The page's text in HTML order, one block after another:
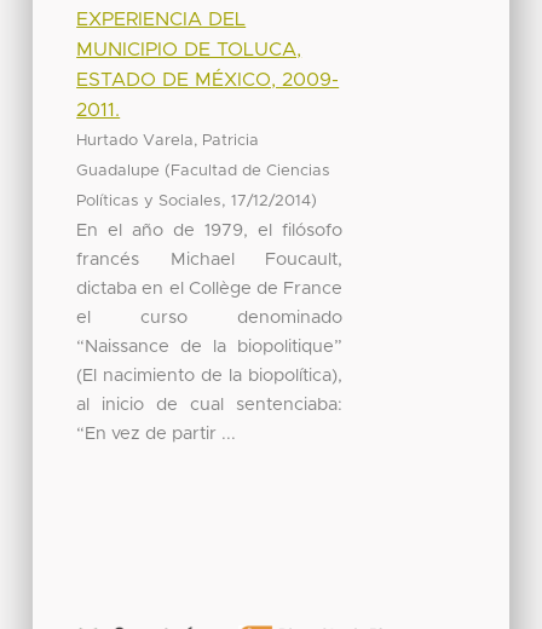
EXPERIENCIA DEL
MUNICIPIO DE TOLUCA,
ESTADO DE MÉXICO, 2009-
2011.
Hurtado Varela, Patricia
Guadalupe ( Facultad de Ciencias
Políticas y Sociales,17/12/2014)
En el año de 1979, el filósofo
francés Michael Foucault,
dictaba en el Collège de France
el curso denominado
“Naissance de la biopolitique”
(El nacimiento de la biopolítica),
al inicio de cual sentenciaba:
“En vez de partir ...